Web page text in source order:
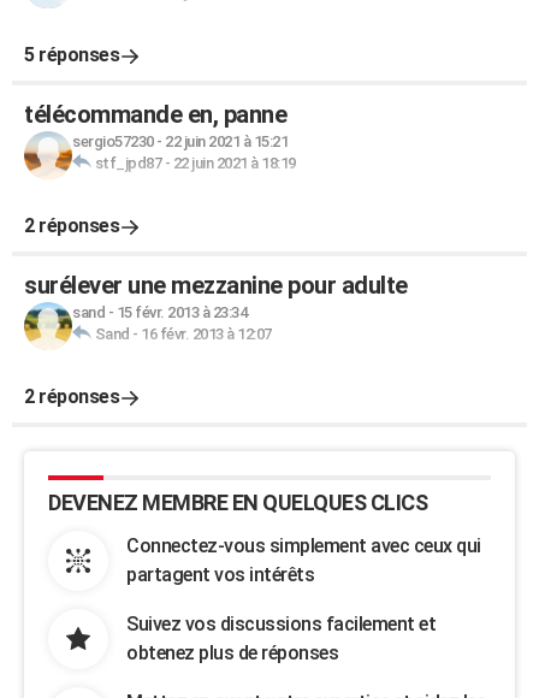
5 réponses
télécommande en, panne
sergio57230- 22 juin 2021 à 15:21
stf_jpd87- 22 juin 2021 à 18:19
2 réponses
surélever une mezzanine pour adulte
sand - 15 févr. 2013 à 23:34
Sand - 16 févr. 2013 à 12:07
2 réponses
DEVENEZ MEMBRE EN QUELQUES CLICS
Connectez-vous simplement avec ceux qui
partagent vos intérêts
Suivez vos discussions facilement et
obtenez plus de réponses